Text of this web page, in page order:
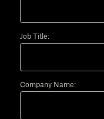
Job Title:
Company Name: